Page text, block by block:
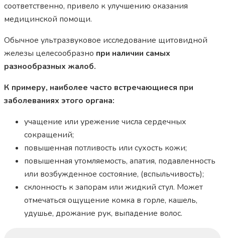
соответственно, привело к улучшению оказания
медицинской помощи.
Обычное ультразвуковое исследование щитовидной
железы целесообразно при наличии самых
разнообразных жалоб.
К примеру, наиболее часто встречающиеся при
заболеваниях этого органа:
учащение или урежение числа сердечных
сокращений;
повышенная потливость или сухость кожи;
повышенная утомляемость, апатия, подавленность
или возбужденное состояние, (вспыльчивость);
склонность к запорам или жидкий стул. Может
отмечаться ощущение комка в горле, кашель,
удушье, дрожание рук, выпадение волос.